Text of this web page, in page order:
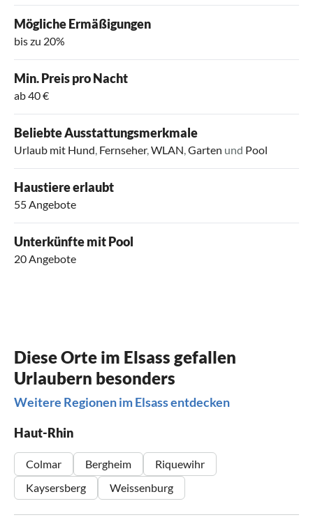
Mögliche Ermäßigungen
bis zu 20%
Min. Preis pro Nacht
ab 40 €
Beliebte Ausstattungsmerkmale
Urlaub mit Hund, Fernseher,WLAN,Garten und Pool
Haustiere erlaubt
55 Angebote
Unterkünfte mit Pool
20 Angebote
Diese Orte im Elsass gefallen
Urlaubern besonders
Weitere Regionen im Elsass entdecken
Haut-Rhin
Colmar Bergheim
Riquewihr
Kaysersberg
Weissenburg